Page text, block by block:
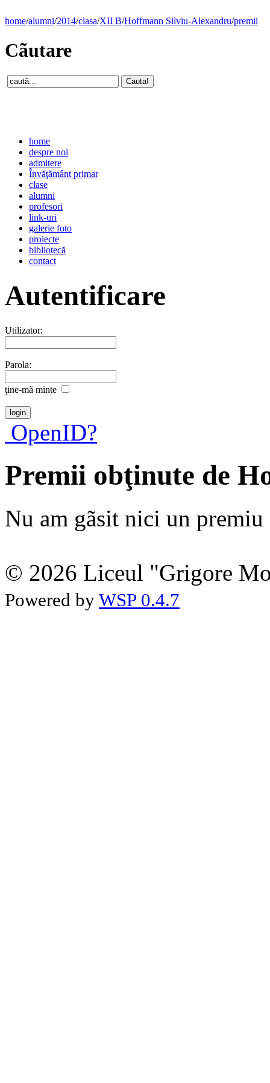
home/alumni/2014/clasa/XII B/Hoffmann Silviu-Alexandru/premii
Cãutare
home
despre noi
admitere
Învăţământ primar
clase
alumni
profesori
link-uri
galerie foto
proiecte
bibliotecă
contact
Autentificare
Utilizator:
Parola:
ţine-mã minte
OpenID?
Premii obţinute de
Nu am gãsit nici un premiu
© 2026 Liceul "Grigore
Powered by WSP 0.4.7